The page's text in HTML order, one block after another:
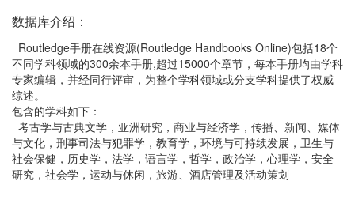
数据库介绍：
Routledge手册在线资源(Routledge Handbooks Online)包括18个
不同学科领域的300余本手册,超过15000个章节，每本手册均由学科
专家编辑，并经同行评审，为整个学科领域或分支学科提供了权威
综述。
包含的学科如下：
考古学与古典文学，亚洲研究，商业与经济学，传播、新闻、媒体
与文化，刑事司法与犯罪学，教育学，环境与可持续发展，卫生与
社会保健，历史学，法学，语言学，哲学，政治学，心理学，安全
研究，社会学，运动与休闲，旅游、酒店管理及活动策划